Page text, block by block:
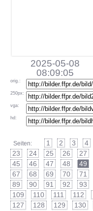
2025-05-08
08:09:05
orig.:
250px:
vga:
hd:
Seiten: 1 2 3 4
23
24 25 26 27
45
46 47 48 49
67
68 69 70 71
89
90 91 92 93
109
110 111 112
127
128 129 130